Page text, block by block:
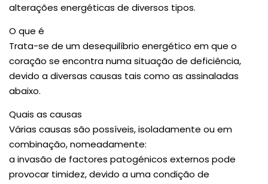
alterações energéticas de diversos tipos.
O que é
Trata-se de um desequilíbrio energético em que o
coração se encontra numa situação de deficiência,
devido a diversas causas tais como as assinaladas
abaixo.
Quais as causas
Várias causas são possíveis, isoladamente ou em
combinação, nomeadamente:
a invasão de factores patogénicos externos pode
provocar timidez, devido a uma condição de